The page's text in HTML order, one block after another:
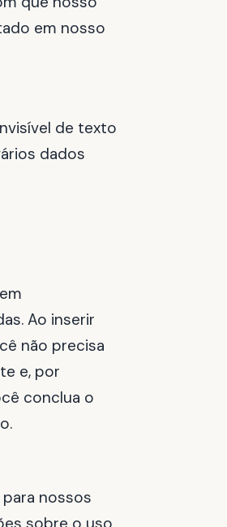
em nosso
de texto
dados
Ao inserir
não precisa
e, por
conclua o
nossos